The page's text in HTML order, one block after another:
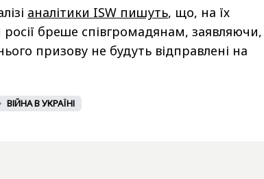
аналітики ISW пишуть, що, на їх
бреше співгромадянам, заявляючи,
призову не будуть відправлені на
ВІЙНА В УКРАЇНІ